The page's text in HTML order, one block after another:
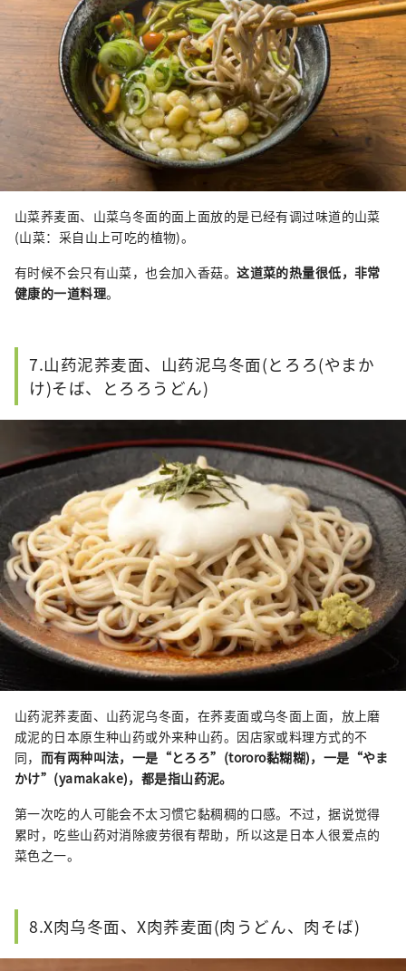
山菜荞麦面、山菜乌冬面的面上面放的是已经有调过味道的山菜
(山菜：采自山上可吃的植物)。
有时候不会只有山菜，也会加入香菇。这道菜的热量很低，非常
健康的一道料理。
7.山药泥荞麦面、山药泥乌冬面(とろろ(やまか
け)そば、とろろうどん)
山药泥荞麦面、山药泥乌冬面，在荞麦面或乌冬面上面，放上磨
成泥的日本原生种山药或外来种山药。因店家或料理方式的不
同， 而有两种叫法，一是“とろろ”(tororo黏糊糊)，一是“やま
かけ”(yamakake)，都是指山药泥。
第一次吃的人可能会不太习惯它黏稠稠的口感。不过，据说觉得
累时，吃些山药对消除疲劳很有帮助，所以这是日本人很爱点的
菜色之一。
8.X肉乌冬面、X肉荞麦面(肉うどん、肉そば)